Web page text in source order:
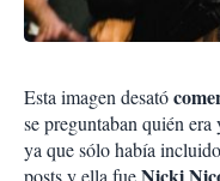
Esta imagen desató
se preguntaban quién
ya que sólo había